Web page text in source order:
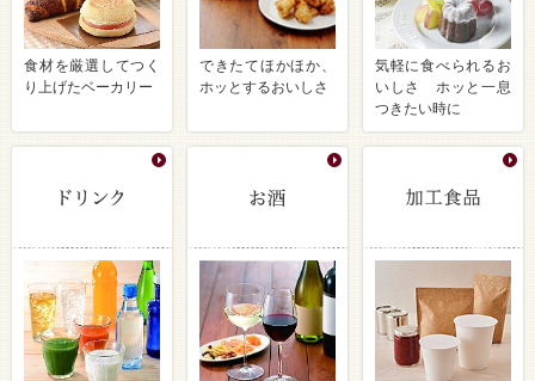
食材を厳選してつく
り上げたベーカリー
できたてほかほか、
ホッとするおいしさ
気軽に食べられるお
いしさ ホッと一息
つきたい時に